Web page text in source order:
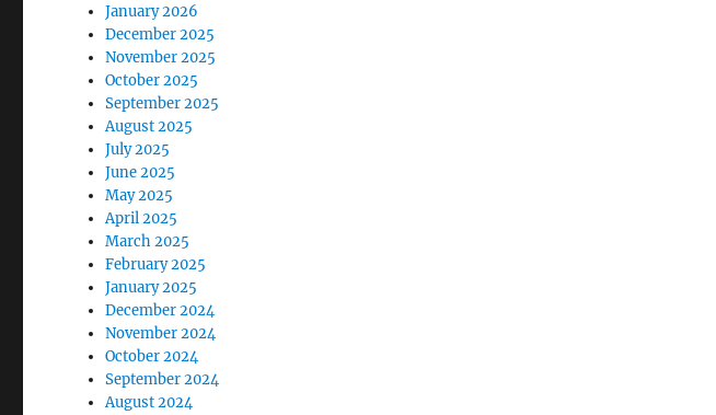
January 2026
December 2025
November 2025
October 2025
September 2025
August 2025
July 2025
June 2025
May 2025
April 2025
March 2025
February 2025
January 2025
December 2024
November 2024
October 2024
September 2024
August 2024